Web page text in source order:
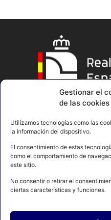
Gestionar el
de las cookies
Utilizamos tecnologías como las
la información del dispositivo.
El consentimiento de estas
como el comportamiento de
este sitio.
No consentir o retirar el
ciertas características y funciones.